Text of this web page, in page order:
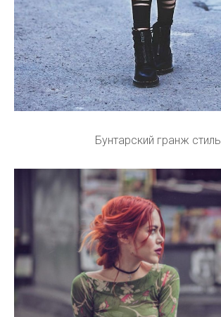
Бунтарский гранж стиль